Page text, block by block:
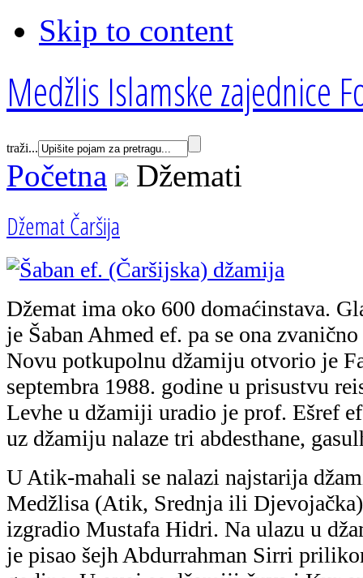
Skip to content
Medžlis Islamske zajednice
traži...
Početna Džemati
Džemat Čaršija
Džemat ima oko 600 domaćinstava.
je Šaban Ahmed ef. pa se ona
Novu potkupolnu džamiju otvorio je
septembra 1988. godine u prisustvu
Levhe u džamiji uradio je prof. Ešref
uz džamiju nalaze tri abdesthane,
U Atik-mahali se nalazi najstarija
Medžlisa (Atik, Srednja ili
izgradio Mustafa Hidri. Na ulazu u
je pisao šejh Abdurrahman Sirri